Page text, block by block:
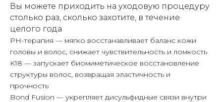
Вы можете приходить на уходовую процедуру
столько раз, сколько захотите, в течение
целого года
PH-терапия — мягко восстанавливает баланс кожи
головы и волос, снижает чувствительность и ломкость
K18 — запускает биомиметическое восстановление
структуры волос, возвращая эластичность и
прочность
Bond Fusion — укрепляет дисульфидные связи внутри